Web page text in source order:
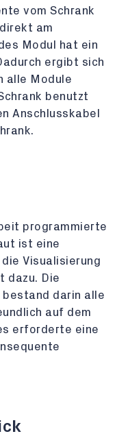
vom Schrank
am
Modul hat ein
ergibt sich
alle Module
benutzt
Anschlusskabel
programmierte
ist eine
die Visualisierung
dazu. Die
darin alle
auf dem
erforderte eine